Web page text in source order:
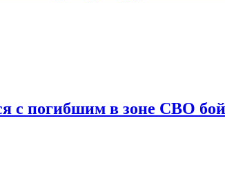
с погибшим в зоне СВО